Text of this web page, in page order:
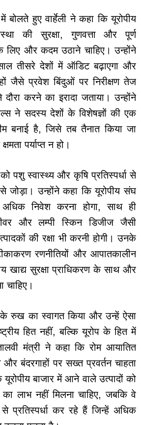
बोलते हुए वार्हेली ने कहा कि यूरोपीय
की सुरक्षा, गुणवत्ता और पूर्ण
के लिए और कदम उठाने चाहिए। उन्होंने
तीसरे देशों में ऑडिट बढ़ाएगा और
जैसे प्रवेश बिंदुओं पर निरीक्षण तेज
करने का इरादा जताया। उन्होंने
ने सदस्य देशों के विशेषज्ञों की एक
बनाई है, जिसे तब तैनात किया जा
पर्याप्त न हो।
पशु स्वास्थ्य और कृषि प्रतिस्पर्धा से
जोड़ा। उन्होंने कहा कि यूरोपीय संघ
निवेश करना होगा, साथ ही
और लम्पी स्किन डिजीज जैसी
की रक्षा भी करनी होगी। उनके
रणनीतियों और आपातकालीन
खाद्य सुरक्षा प्राधिकरण के साथ और
चाहिए।
के रुख का स्वागत किया और उन्हें ऐसा
हित नहीं, बल्कि यूरोप के हित में
मंत्री ने कहा कि रोम आयातित
बंदरगाहों पर सख्त प्रवर्तन चाहता
बाजार में आने वाले उत्पादों को
लाभ नहीं मिलना चाहिए, जबकि वे
से प्रतिस्पर्धा कर रहे हैं जिन्हें अधिक